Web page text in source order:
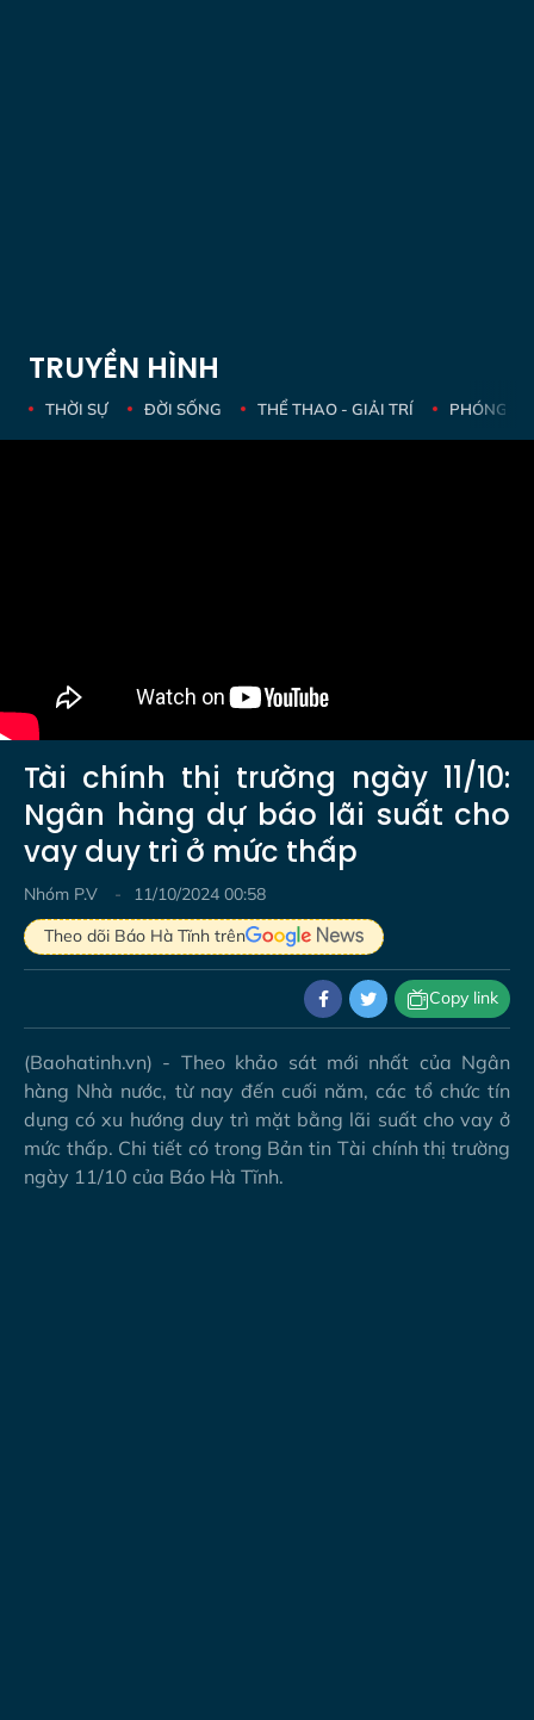
TRUYỀN HÌNH
THỜI SỰ ĐỜI SỐNG THỂ THAO - GIẢI TRÍ PHÓNG
Tài chính thị trường ngày 11/10:
Ngân hàng dự báo lãi suất cho
vay duy trì ở mức thấp
Nhóm P.V
11/10/2024 00:58
Theo dõi Báo Hà Tĩnh trên
Copy link
(Baohatinh.vn) - Theo khảo sát mới nhất của Ngân
hàng Nhà nước, từ nay đến cuối năm, các tổ chức tín
dụng có xu hướng duy trì mặt bằng lãi suất cho vay ở
mức thấp. Chi tiết có trong Bản tin Tài chính thị trường
ngày 11/10 của Báo Hà Tĩnh.